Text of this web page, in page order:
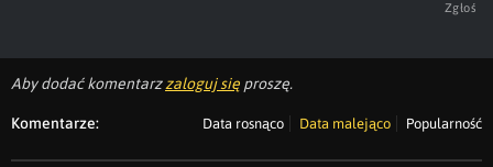
Zgłoś
Aby dodać komentarzzaloguj się proszę.
Komentarze: Data rosnąco Data malejąco Popularność